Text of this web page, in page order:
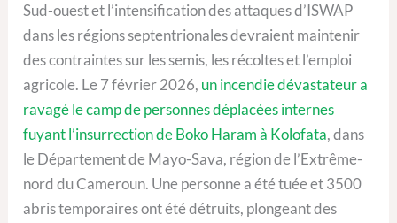
Sud-ouest et l’intensification des attaques d’ISWAP
dans les régions septentrionales devraient maintenir
des contraintes sur les semis, les récoltes et l’emploi
agricole. Le 7 février 2026, un incendie dévastateur a
ravagé le camp de personnes déplacées internes
fuyant l’insurrection de Boko Haram à Kolofata, dans
le Département de Mayo-Sava, région de l’Extrême-
nord du Cameroun. Une personne a été tuée et 3500
abris temporaires ont été détruits, plongeant des